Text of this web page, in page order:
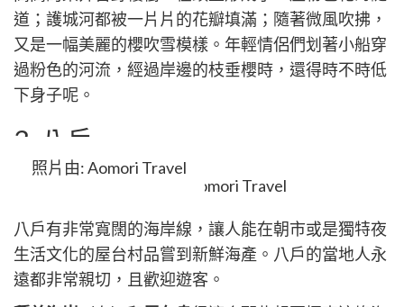
道；護城河都被一片片的花瓣填滿；隨著微風吹拂，
又是一幅美麗的櫻吹雪模樣。年輕情侶們划著小船穿
過粉色的河流，經過岸邊的枝垂櫻時，還得時不時低
下身子呢。
3. 八戶
照片由: Aomori Travel
八戶有非常寬闊的海岸線，讓人能在朝市或是獨特夜
生活文化的屋台村品嘗到新鮮海產。八戶的當地人永
遠都非常親切，且歡迎遊客。